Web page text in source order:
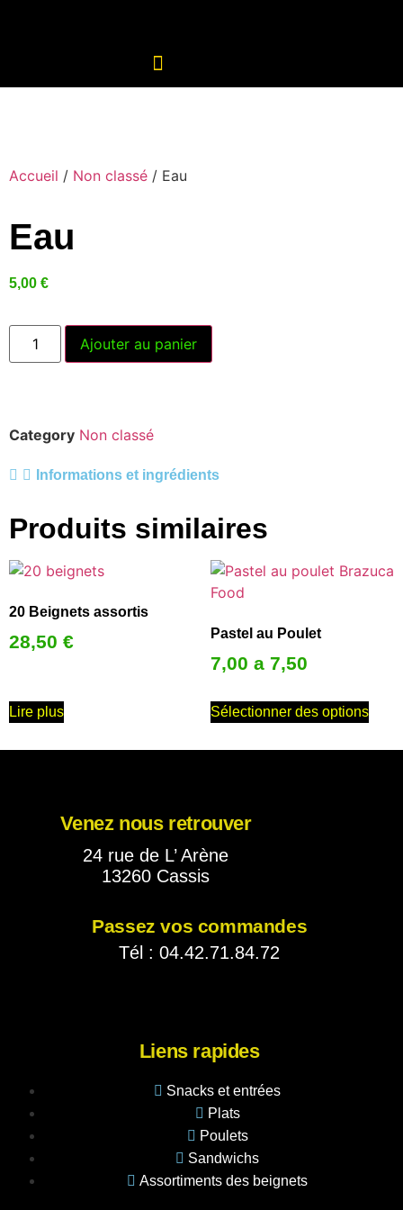
Accueil / Non classé / Eau
Eau
5,00 €
Ajouter au panier
Category Non classé
Informations et ingrédients
Produits similaires
20 Beignets assortis
28,50 €
Lire plus
Pastel au Poulet
7,00 a 7,50
Sélectionner des options
Venez nous retrouver
24 rue de L’ Arène
13260 Cassis
Passez vos commandes
Tél : 04.42.71.84.72
Liens rapides
Snacks et entrées
Plats
Poulets
Sandwichs
Assortiments des beignets